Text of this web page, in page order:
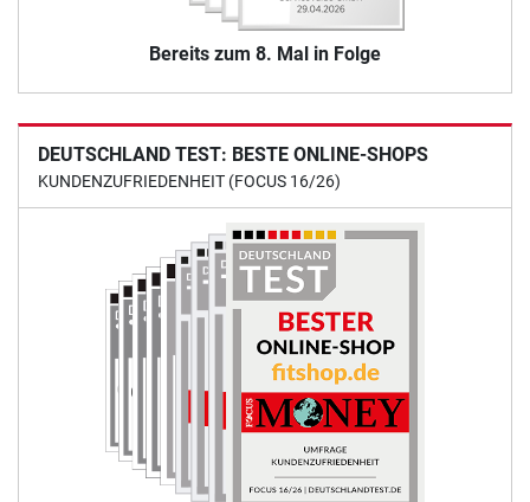
Bereits zum 8. Mal in Folge
DEUTSCHLAND TEST: BESTE ONLINE-SHOPS
KUNDENZUFRIEDENHEIT (FOCUS 16/26)